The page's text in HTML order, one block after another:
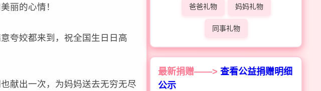
丽的心情！
夸姣都来到，祝全国生日日高
献出一次，为妈妈送去无穷无尽
爸爸礼物 妈妈礼物
同事礼物
最新捐赠——> 查看公益捐赠明细
公示